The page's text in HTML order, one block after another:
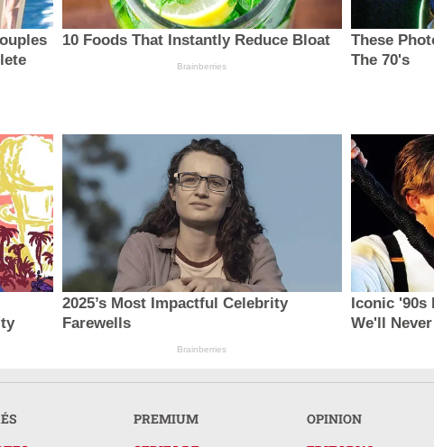
10 Foods That Instantly Reduce Bloat
Brainberries
These
The 70's
2025’s Most Impactful Celebrity
Farewells
Brainberries
Iconic '90s
We'll
PREMIUM
OPINION